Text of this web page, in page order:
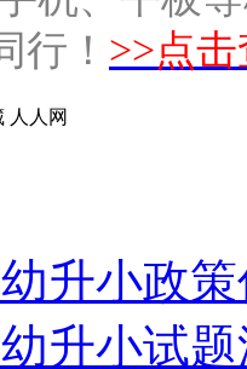
行！ >>点
人人网
升小政
升小试